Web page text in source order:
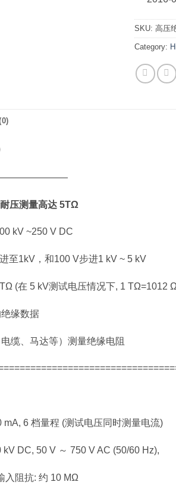
SKU:高压
Category:
压测量高达 5TΩ
kV ~250 V DC
至1kV，和100 V步进1 kV ~ 5 kV
(在 5 kV测试电压情况下, 1 TΩ=1012
缘数据
缆、马达等）测量绝缘电阻
mA, 6 档量程 (测试电压同时测量电流)
DC, 50 V ～ 750 V AC (50/60 Hz),
入阻抗: 约 10 MΩ